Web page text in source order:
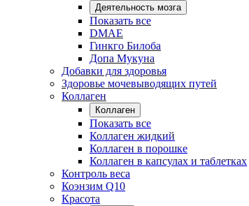
Деятельность мозга
Показать все
DMAE
Гинкго Билоба
Допа Мукуна
Добавки для здоровья
Здоровье мочевыводящих путей
Коллаген
Коллаген
Показать все
Коллаген жидкий
Коллаген в порошке
Коллаген в капсулах и таблетках
Контроль веса
Коэнзим Q10
Красота